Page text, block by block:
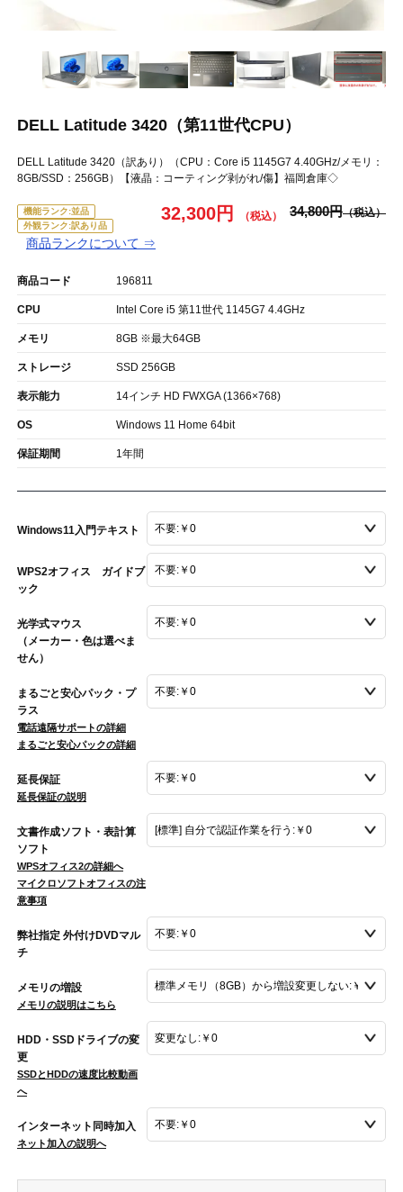
DELL Latitude 3420（第11世代CPU）
DELL Latitude 3420（訳あり）（CPU：Core i5 1145G7 4.40GHz/メモリ：
8GB/SSD：256GB）【液晶：コーティング剥がれ/傷】福岡倉庫◇
機能ランク:並品
外観ランク:訳あり品
商品ランクについて ⇒
32,300円 34,800円
商品コード 196811
CPU Intel Core i5 第11世代 1145G7 4.4GHz
メモリ 8GB ※最大64GB
ストレージ SSD 256GB
表示能力 14インチ HD FWXGA (1366×768)
OS Windows 11 Home 64bit
保証期間 1年間
Windows11入門テキスト
WPS2オフィス ガイドブ
ック
光学式マウス
（メーカー・色は選べま
せん）
まるごと安心パック・プ
ラス
電話遠隔サポートの詳細
まるごと安心パックの詳細
延長保証
延長保証の説明
文書作成ソフト・表計算
ソフト
WPSオフィス2の詳細へ
マイクロソフトオフィスの注
意事項
弊社指定 外付けDVDマル
チ
メモリの増設
メモリの説明はこちら
HDD・SSDドライブの変
更
SSDとHDDの速度比較動画
へ
インターネット同時加入
ネット加入の説明へ